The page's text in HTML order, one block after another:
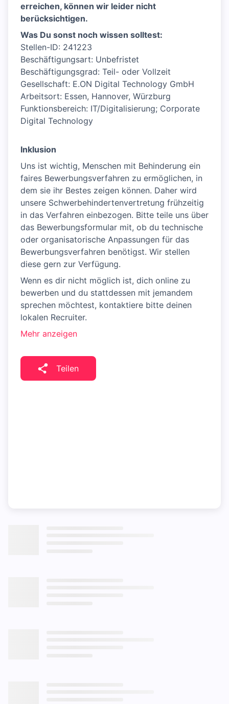
erreichen, können wir leider nicht
berücksichtigen.
Was Du sonst noch wissen solltest:
Stellen-ID: 241223
Beschäftigungsart: Unbefristet
Beschäftigungsgrad: Teil- oder Vollzeit
Gesellschaft: E.ON Digital Technology GmbH
Arbeitsort: Essen, Hannover, Würzburg
Funktionsbereich: IT/Digitalisierung; Corporate
Digital Technology
Inklusion
Uns ist wichtig, Menschen mit Behinderung ein
faires Bewerbungsverfahren zu ermöglichen, in
dem sie ihr Bestes zeigen können. Daher wird
unsere Schwerbehindertenvertretung frühzeitig
in das Verfahren einbezogen. Bitte teile uns über
das Bewerbungsformular mit, ob du technische
oder organisatorische Anpassungen für das
Bewerbungsverfahren benötigst. Wir stellen
diese gern zur Verfügung.
Wenn es dir nicht möglich ist, dich online zu
bewerben und du stattdessen mit jemandem
sprechen möchtest, kontaktiere bitte deinen
lokalen Recruiter.
Mehr anzeigen
Teilen